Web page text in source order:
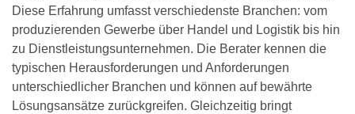
Diese Erfahrung umfasst verschiedenste Branchen: vom
produzierenden Gewerbe über Handel und Logistik bis hin
zu Dienstleistungsunternehmen. Die Berater kennen die
typischen Herausforderungen und Anforderungen
unterschiedlicher Branchen und können auf bewährte
Lösungsansätze zurückgreifen. Gleichzeitig bringt